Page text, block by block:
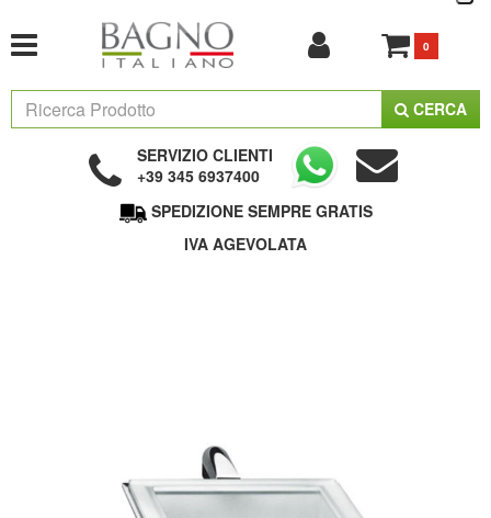
0
CERCA
SERVIZIO CLIENTI
+39 345 6937400
SPEDIZIONE SEMPRE GRATIS
IVA AGEVOLATA